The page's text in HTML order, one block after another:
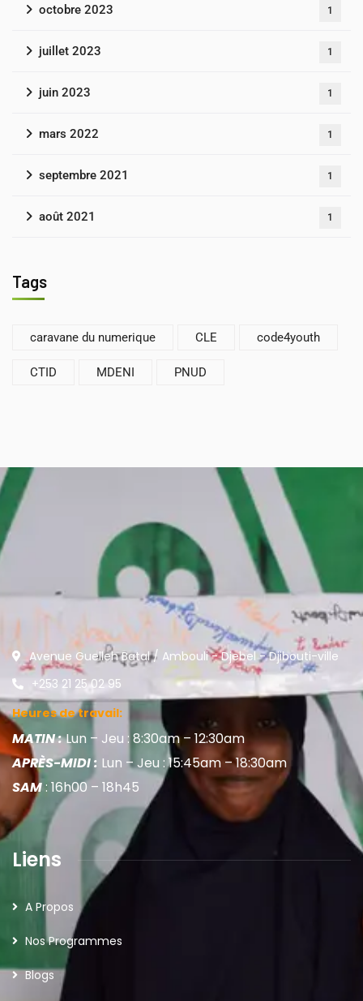
octobre 2023 1
juillet 2023 1
juin 2023 1
mars 2022 1
septembre 2021 1
août 2021 1
Tags
caravane du numerique CLE code4youth
CTID MDENI PNUD
Avenue Guelleh Batal / Ambouli - Djebel - Djibouti-ville
+253 21 25 02 95
Heures de travail:
MATIN :Lun – Jeu : 8:30am – 12:30am
APRÈS-MIDI : Lun – Jeu : 15:45am – 18:30am
SAM: 16h00 – 18h45
Liens
A Propos
Nos Programmes
Blogs